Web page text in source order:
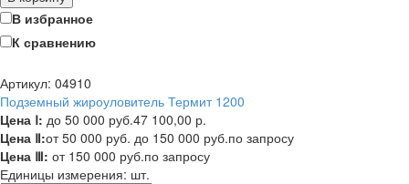
В избранное
К сравнению
Артикул: 04910
Подземный жироуловитель Термит 1200
Цена Ⅰ: до 50 000 руб.47 100,00 р.
Цена Ⅱ:от 50 000 руб. до 150 000 руб.по запросу
Цена Ⅲ: от 150 000 руб.по запросу
Единицы измерения: шт.